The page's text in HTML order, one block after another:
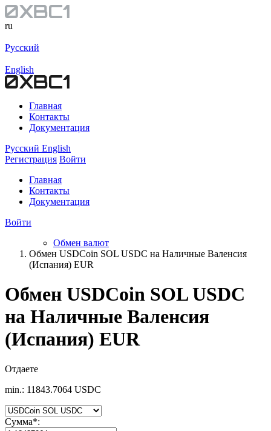
ru
Русский
English
Главная
Контакты
Документация
Русский English
Регистрация Войти
Главная
Контакты
Документация
Войти
Обмен валют
Обмен USDCoin SOL USDC на Наличные Валенсия
(Испания) EUR
Обмен USDCoin SOL USDC
на Наличные Валенсия
(Испания) EUR
Отдаете
min.: 11843.7064 USDC
Сумма*: